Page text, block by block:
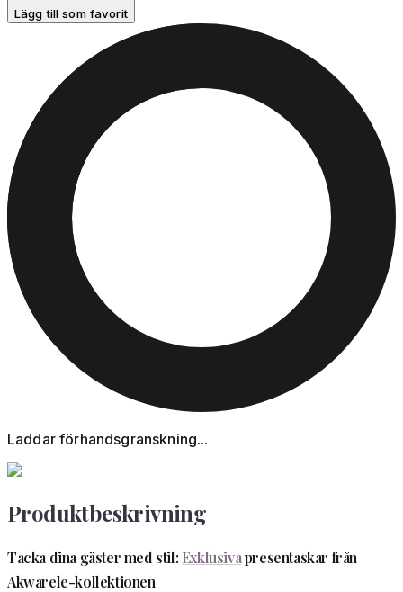
Lägg till som favorit
Laddar förhandsgranskning...
Produktbeskrivning
Tacka dina gäster med stil: Exklusivapresentaskar från
Akwarele-kollektionen